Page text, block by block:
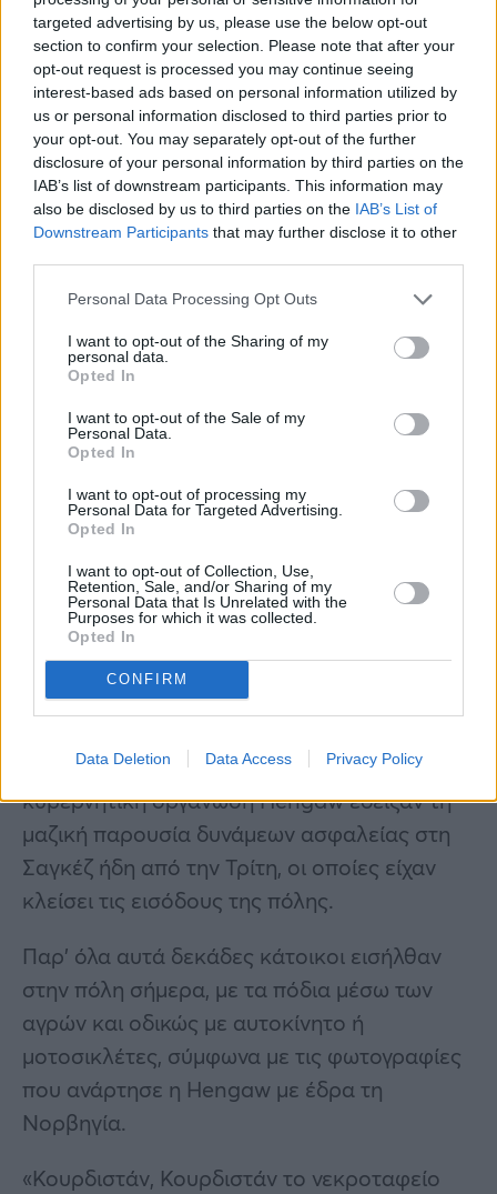
targeted advertising by us, please use the below opt-out
section to confirm your selection. Please note that after your
opt-out request is processed you may continue seeing
interest-based ads based on personal information utilized by
us or personal information disclosed to third parties prior to
your opt-out. You may separately opt-out of the further
disclosure of your personal information by third parties on the
IAB’s list of downstream participants. This information may
also be disclosed by us to third parties on the IAB’s List of
Downstream Participants that may further disclose it to other
Personal Data Processing Opt Outs
I want to opt-out of the Sharing of my
personal data.
Opted In
I want to opt-out of the Sale of my
Personal Data.
Opted In
I want to opt-out of processing my
Personal Data for Targeted Advertising.
Opted In
I want to opt-out of Collection, Use,
Retention, Sale, and/or Sharing of my
Personal Data that Is Unrelated with the
Purposes for which it was collected.
Opted In
CONFIRM
Data Deletion Data Access Privacy Policy
Εικόνες που ανάρτησε στο διαδίκτυο η μη
κυβερνητική οργάνωση Hengaw έδειξαν τη
μαζική παρουσία δυνάμεων ασφαλείας στη
Σαγκέζ ήδη από την Τρίτη, οι οποίες είχαν
κλείσει τις εισόδους της πόλης.
Παρ’ όλα αυτά δεκάδες κάτοικοι εισήλθαν
στην πόλη σήμερα, με τα πόδια μέσω των
αγρών και οδικώς με αυτοκίνητο ή
μοτοσικλέτες, σύμφωνα με τις φωτογραφίες
που ανάρτησε η Hengaw με έδρα τη
Νορβηγία.
«Κουρδιστάν, Κουρδιστάν το νεκροταφείο